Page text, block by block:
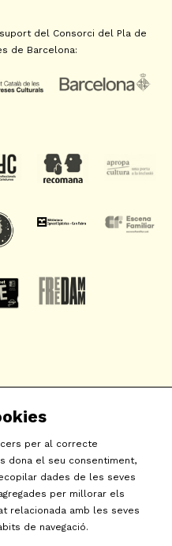
del Consorci del Pla de
de Barcelona:
54
| 933457930
Cookies | Contactar
d'accessibilitat
per al correcte
dona el seu consentiment,
dades de les seves
per millorar els
relacionada amb les seves
de navegació.